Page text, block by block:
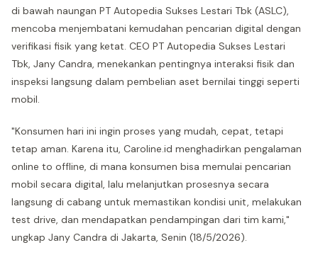
di bawah naungan PT Autopedia Sukses Lestari Tbk (ASLC),
mencoba menjembatani kemudahan pencarian digital dengan
verifikasi fisik yang ketat. CEO PT Autopedia Sukses Lestari
Tbk, Jany Candra, menekankan pentingnya interaksi fisik dan
inspeksi langsung dalam pembelian aset bernilai tinggi seperti
mobil.
"Konsumen hari ini ingin proses yang mudah, cepat, tetapi
tetap aman. Karena itu, Caroline.id menghadirkan pengalaman
online to offline, di mana konsumen bisa memulai pencarian
mobil secara digital, lalu melanjutkan prosesnya secara
langsung di cabang untuk memastikan kondisi unit, melakukan
test drive, dan mendapatkan pendampingan dari tim kami,"
ungkap Jany Candra di Jakarta, Senin (18/5/2026).